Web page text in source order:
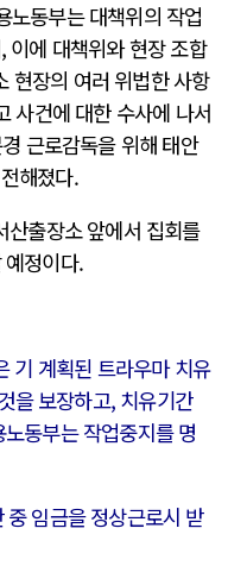
노동부는 대책위의 작업
이에 대책위와 현장 조합
현장의 여러 위법한 사항
사건에 대한 수사에 나서
근로감독을 위해 태안
해졌다.
산출장소 앞에서 집회를
정이다.
기 계획된 트라우마 치유
을 보장하고, 치유기간
동부는 작업중지를 명
임금을 정상근로시 받